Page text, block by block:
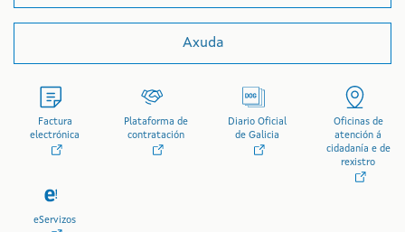
Axuda
Factura
electrónica
Plataforma de
contratación
Diario Oficial
de Galicia
Oficinas de
atención á
cidadanía e de
rexistro
eServizos